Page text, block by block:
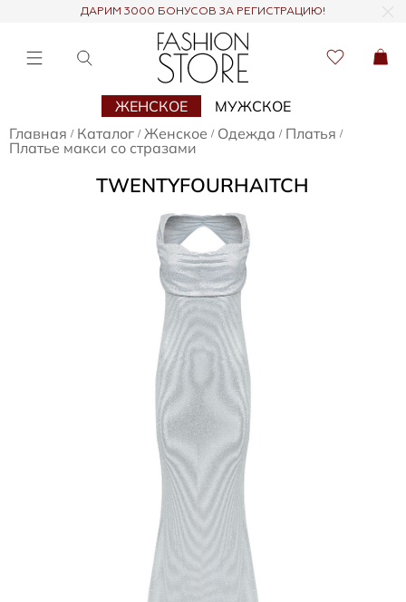
ДАРИМ 3000 БОНУСОВ ЗА РЕГИСТРАЦИЮ!
ЖЕНСКОЕ
МУЖСКОЕ
Главная / Каталог / Женское / Одежда / Платья /
Платье макси со стразами
TWENTYFOURHAITCH